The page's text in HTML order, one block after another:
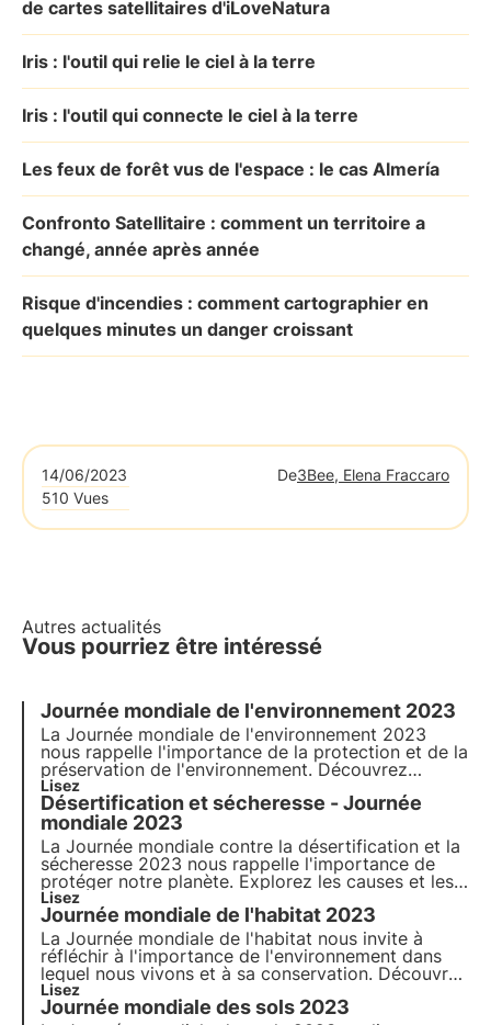
de cartes satellitaires d'iLoveNatura
Iris : l'outil qui relie le ciel à la terre
Iris : l'outil qui connecte le ciel à la terre
Les feux de forêt vus de l'espace : le cas Almería
Confronto Satellitaire : comment un territoire a
changé, année après année
Risque d'incendies : comment cartographier en
quelques minutes un danger croissant
14/06/2023 De3Bee, Elena Fraccaro
510 Vues
Autres actualités
Vous pourriez être intéressé
Journée mondiale de l'environnement 2023
La Journée mondiale de l'environnement 2023
nous rappelle l'importance de la protection et de la
préservation de l'environnement. Découvrez
comment
de la conservation de l'environnement et de la
protection de la biodiversité à l'occasion de cette
journée mondiale
Lisez
Désertification et sécheresse - Journée
mondiale 2023
La Journée mondiale contre la désertification et la
sécheresse 2023 nous rappelle l'importance de
protéger notre planète. Explorez les causes et les
impacts de ces phénomènes et apprenez-en plus
sur le rôle des oasis de biodiversité 3Bee dans ce
contexte lors de cette Journée mondiale.
Lisez
Journée mondiale de l'habitat 2023
La Journée mondiale de l'habitat nous invite à
réfléchir à l'importance de l'environnement dans
lequel nous vivons et à sa conservation. Découvrez
comment 3Bee s'engage concrètement dans la
régénération des habitats urbains et naturels avec
Lisez
Journée mondiale des sols 2023